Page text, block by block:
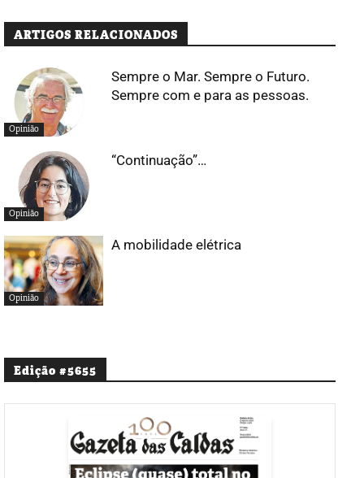
ARTIGOS RELACIONADOS
Opinião
Sempre o Mar. Sempre o Futuro.
Sempre com e para as pessoas.
Opinião
“Continuação”…
Opinião
A mobilidade elétrica
Edição #5655